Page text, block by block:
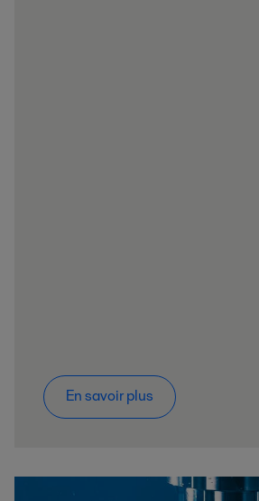
En savoir plus